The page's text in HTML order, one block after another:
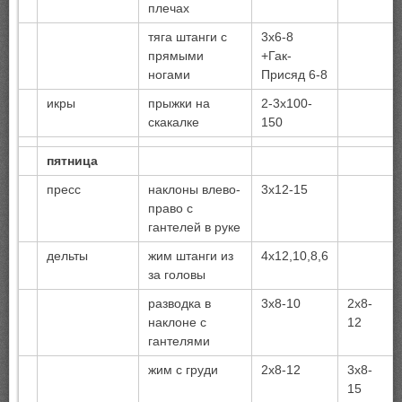
плечах
тяга штанги с
прямыми
ногами
3х6-8
+Гак-
Присяд 6-8
икры
прыжки на
скакалке
2-3х100-
150
пятница
пресс
наклоны влево-
право с
гантелей в руке
3х12-15
дельты
жим штанги из
за головы
4х12,10,8,6
разводка в
наклоне с
гантелями
3х8-10
2х8-
12
жим с груди 2х8-12
3х8-
15